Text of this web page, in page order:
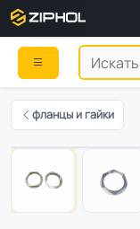
фланцы и гайки